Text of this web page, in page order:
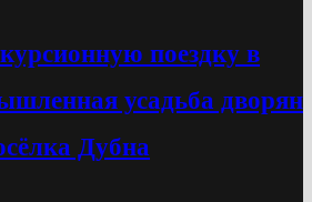
поездку в
усадьба дворян
Дубна